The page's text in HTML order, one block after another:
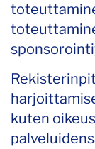
kuten